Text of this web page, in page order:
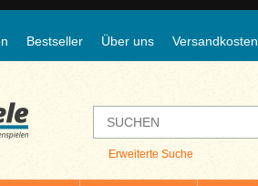
Bestseller Über uns Versandkosten
Erweiterte Suche